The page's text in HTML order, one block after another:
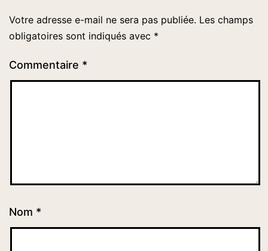
Votre adresse e-mail ne sera pas publiée. Les champs
obligatoires sont indiqués avec *
Commentaire *
Nom *